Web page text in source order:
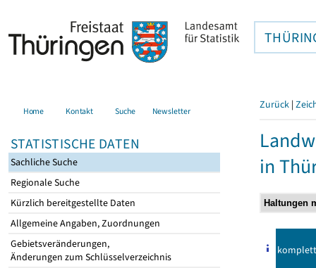
Home Kontakt Suche Newsletter
STATISTISCHE DATEN
Sachliche Suche
Regionale Suche
Kürzlich bereitgestellte Daten
Allgemeine Angaben, Zuordnungen
Gebietsveränderungen,
Änderungen zum Schlüsselverzeichnis
Zurück |
in
komplett